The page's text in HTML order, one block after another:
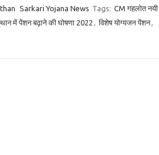
Sarkari Yojana News Tags: CM गहलोत नयी
में पेंशन बढ़ाने की घोषणा 2022 , विशेष योग्यजन पेंशन,